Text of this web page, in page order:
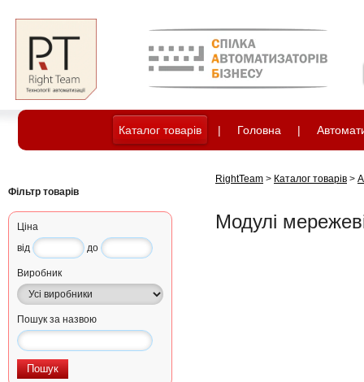
Каталог товарів | Головна |
Фільтр товарів
Ціна
від
до
Виробник
Пошук за назвою
RightTeam > Каталог товарів >
Модулі